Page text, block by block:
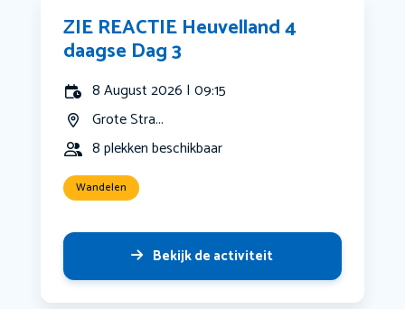
ZIE REACTIE Heuvelland 4
daagse Dag 3
8 August 2026 | 09:15
Grote Stra...
8 plekken beschikbaar
Wandelen
Bekijk de activiteit